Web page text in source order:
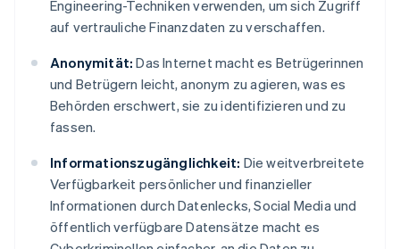
Engineering-Techniken verwenden, um sich Zugriff
auf vertrauliche Finanzdaten zu verschaffen.
Anonymität: Das Internet macht es Betrügerinnen
und Betrügern leicht, anonym zu agieren, was es
Behörden erschwert, sie zu identifizieren und zu
fassen.
Informationszugänglichkeit: Die weitverbreitete
Verfügbarkeit persönlicher und finanzieller
Informationen durch Datenlecks, Social Media und
öffentlich verfügbare Datensätze macht es